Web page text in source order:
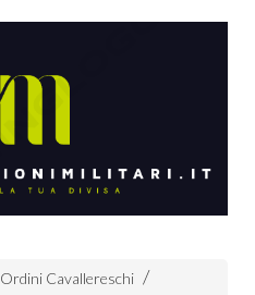
Ordini Cavallereschi